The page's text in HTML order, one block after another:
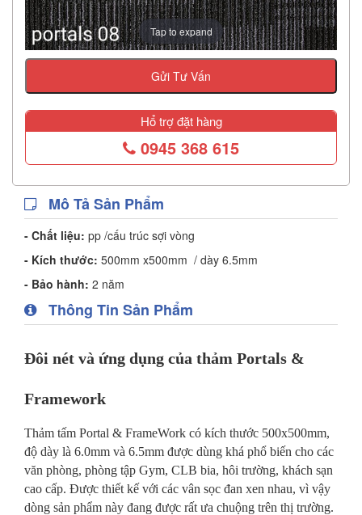
Tap to expand
Gửi Tư Vấn
Hổ trợ đặt hàng
0945 368 615
Mô Tả Sản Phẩm
- Chất liệu: pp /cấu trúc sợi vòng
- Kích thước: 500mm x500mm / dày 6.5mm
- Bảo hành: 2 năm
Thông Tin Sản Phẩm
Đôi nét và ứng dụng của thảm Portals &
Framework
Thảm tấm Portal & FrameWork có kích thước 500x500mm,
độ dày là 6.0mm và 6.5mm được dùng khá phổ biến cho các
văn phòng, phòng tập Gym, CLB bia, hôi trường, khách sạn
cao cấp. Được thiết kế với các vân sọc đan xen nhau, vì vậy
dòng sản phẩm này đang được rất ưa chuộng trên thị trường.